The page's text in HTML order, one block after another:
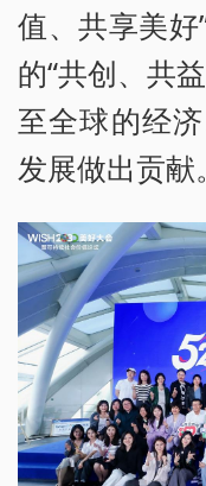
值、共享美
的“共创、共
至全球的经
发展做出贡献。